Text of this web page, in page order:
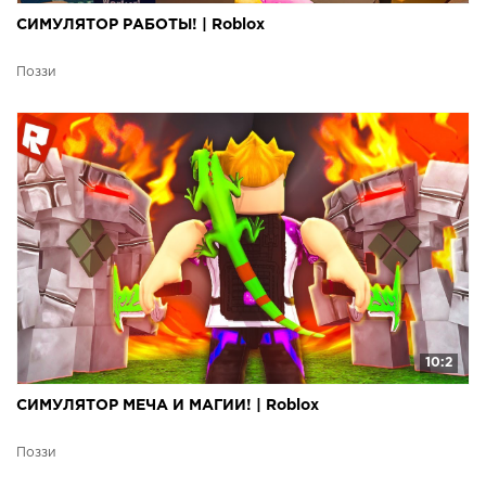
СИМУЛЯТОР РАБОТЫ! | Roblox
Поззи
10:2
СИМУЛЯТОР МЕЧА И МАГИИ! | Roblox
Поззи